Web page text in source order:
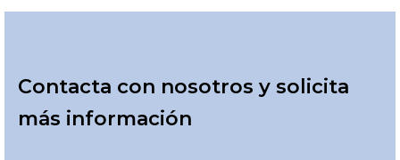
Contacta con nosotros y solicita
más información